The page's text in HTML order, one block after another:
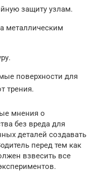
защиту узлам.
металлическим
поверхности для
трения.
мнения о
без вреда для
деталей создавать
перед тем как
взвесить все